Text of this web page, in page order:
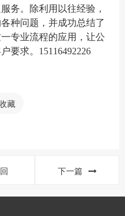
务。除利用以往经验，
种问题，并成功总结了
专业流程的应用，让公
要求。15116492226
藏
下一篇